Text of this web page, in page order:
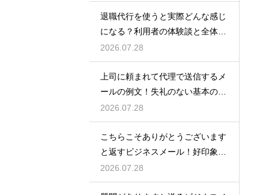
退職代行を使うと実際どんな感じ
になる？利用者の体験談と全体の
流れ
2026.07.28
上司に頼まれて代理で送信するメ
ールの例文！失礼のない基本の書
き方
2026.07.28
こちらこそありがとうございます
と返すビジネスメール！好印象な
例文
2026.07.28